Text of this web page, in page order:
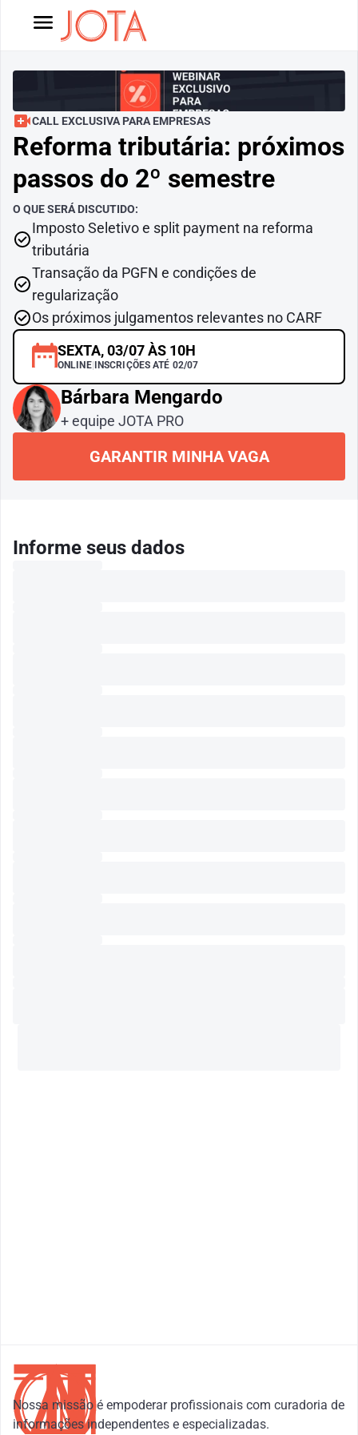
CALL EXCLUSIVA PARA EMPRESAS
Reforma tributária: próximos
passos do 2º semestre
O QUE SERÁ DISCUTIDO:
Imposto Seletivo e split payment na reforma
tributária
Transação da PGFN e condições de
regularização
Os próximos julgamentos relevantes no CARF
SEXTA, 03/07 ÀS 10H
ONLINE| INSCRIÇÕES ATÉ 02/07
Bárbara Mengardo
+ equipe JOTA PRO
GARANTIR MINHA VAGA
Informe seus dados
Nossa missão é empoderar profissionais com curadoria de
informações independentes e especializadas.